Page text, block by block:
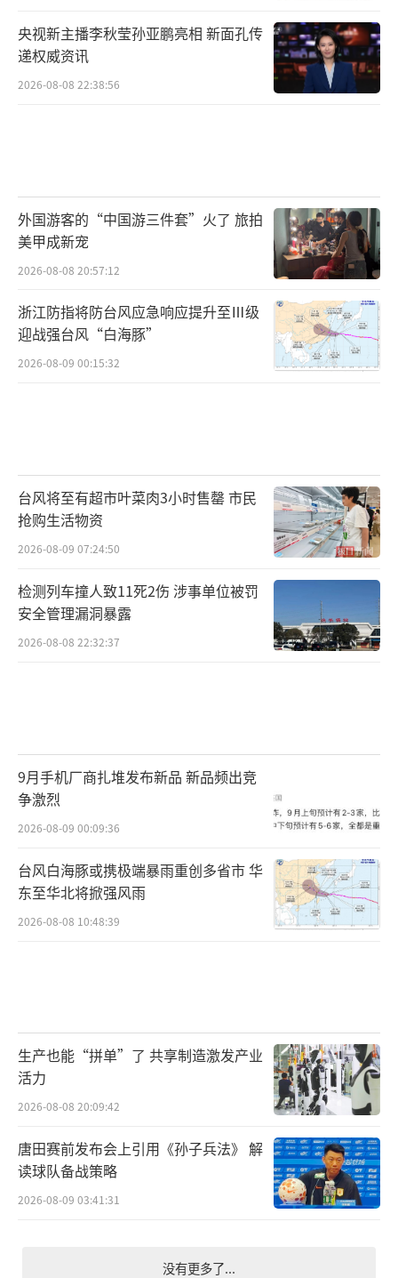
央视新主播李秋莹孙亚鹏亮相 新面孔传
递权威资讯
2026-08-08 22:38:56
外国游客的“中国游三件套”火了 旅拍
美甲成新宠
2026-08-08 20:57:12
浙江防指将防台风应急响应提升至Ⅲ级
迎战强台风“白海豚”
2026-08-09 00:15:32
台风将至有超市叶菜肉3小时售罄 市民
抢购生活物资
2026-08-09 07:24:50
检测列车撞人致11死2伤 涉事单位被罚
安全管理漏洞暴露
2026-08-08 22:32:37
9月手机厂商扎堆发布新品 新品频出竞
争激烈
2026-08-09 00:09:36
台风白海豚或携极端暴雨重创多省市 华
东至华北将掀强风雨
2026-08-08 10:48:39
生产也能“拼单”了 共享制造激发产业
活力
2026-08-08 20:09:42
唐田赛前发布会上引用《孙子兵法》 解
读球队备战策略
2026-08-09 03:41:31
没有更多了...